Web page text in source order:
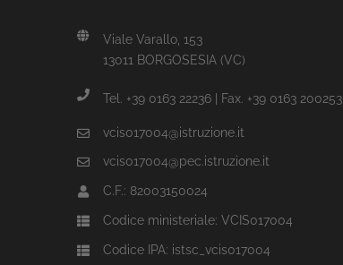
Viale Varallo, 153
13011 BORGOSESIA (VC)
Tel. +39 0163 22236 | Fax. +39 0163 200253
vcis017004@istruzione.it
vcis017004@pec.istruzione.it
C.F.: 82003150024
Codice ministeriale: VCIS017004
Codice IPA: istsc_vcis017004